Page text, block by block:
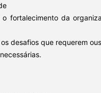
o fortalecimento da
os desafios que requerem